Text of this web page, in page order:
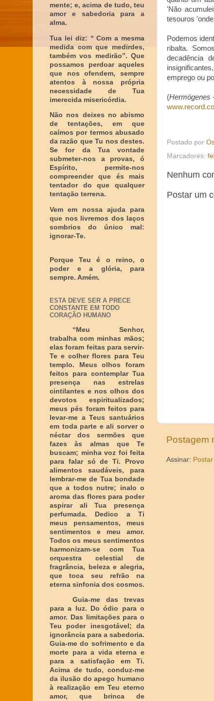
'Não
tesouros
Podemos
ribalta.
decadência
emprego ou
(Hermógenes
Postado por
Marcadores:
Nenhum
Postar um
Postagem
Assinar:
mente; e, acima de tudo, teu
amor e sabedoria para a
alma.
Tua lei diz: “ Com a mesma
medida com que medirdes,
também vos medirão”. Que
possamos perdoar aqueles
que nos ofendem, sempre
atentos à nossa própria
necessidade de Tua
imerecida misericórdia.
Não nos deixes no abismo
de tentações, em que
caímos por termos abusado
da razão que Tu nos destes.
Se for da Tua vontade
submeter-nos a provas, ó
Espírito, permite-nos
compreender que és mais
tentador do que qualquer
tentação terrena.
Vem em nossa ajuda para
que nos livremos dos laços
sombrios do único mal:
ignorar-Te.
Porque Teu é o reino, o
poder e a glória, para
sempre. Amém.
ESTA DEVE SER A PRECE
CONSTANTE EM TODO
CORAÇÃO HUMANO
“Meu Senhor,
trabalha com minhas mãos;
elas foram feitas para servir-
Te e colher flores para Teu
templo. Meus olhos foram
feitos para contemplar Tua
presença nas estrelas
cintilantes e nos olhos dos
devotos espiritualizados;
meus pés foram feitos para
levar-me a Teus santuários
em toda parte e ali sorver o
néctar dos sermões que
fazes às almas que Te
buscam; minha voz foi feita
para falar só de Ti. Provo
alimentos saudáveis, para
lembrar-me de Tua bondade
que a todos nutre; inalo o
aroma das flores para poder
aspirar ali Tua presença
perfumada. Dedico a Ti
meus pensamentos, meus
sentimentos e meu amor.
Todos os meus sentimentos
harmonizam-se com Tua
orquestra celestial de
fragrância, beleza e alegria,
que toca seu refrão na
eterna sinfonia dos cosmos.
Guia-me das trevas
para a luz. Do ódio para o
amor. Das limitações para o
Teu poder inesgotável; da
ignorância para a sabedoria.
Guia-me do sofrimento e da
morte para a vida eterna e
para a satisfação em Ti.
Acima de tudo, conduz-me
da ilusão do apego humano
à realização em Teu eterno
amor, que brinca de